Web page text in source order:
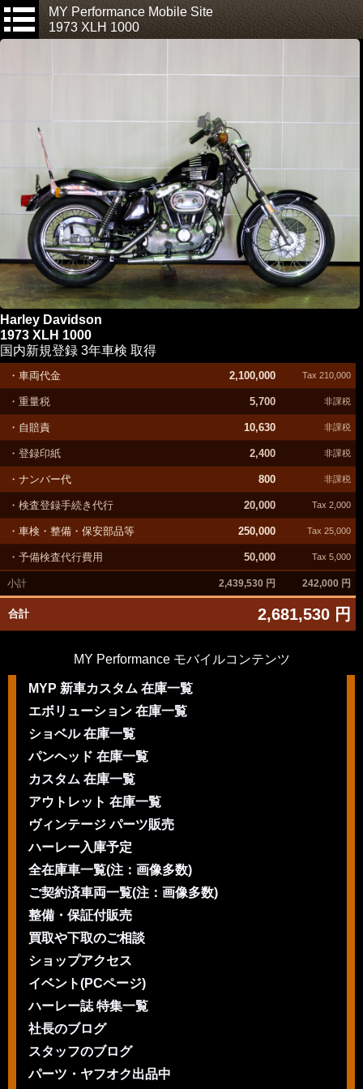
MY Performance Mobile Site
1973 XLH 1000
Harley Davidson
1973 XLH 1000
国内新規登録 3年車検 取得
・車両代金 2,100,000 Tax 210,000
・重量税 5,700 非課税
・自賠責 10,630 非課税
・登録印紙 2,400 非課税
・ナンバー代 800 非課税
・検査登録手続き代行 20,000 Tax 2,000
・車検・整備・保安部品等 250,000 Tax 25,000
・予備検査代行費用 50,000 Tax 5,000
小計 2,439,530 円 242,000 円
合計 2,681,530 円
MY Performance モバイルコンテンツ
MYP 新車カスタム 在庫一覧
エボリューション 在庫一覧
ショベル 在庫一覧
パンヘッド 在庫一覧
カスタム 在庫一覧
アウトレット 在庫一覧
ヴィンテージ パーツ販売
ハーレー入庫予定
全在庫車一覧(注：画像多数)
ご契約済車両一覧(注：画像多数)
整備・保証付販売
買取や下取のご相談
ショップアクセス
イベント(PCページ)
ハーレー誌 特集一覧
社長のブログ
スタッフのブログ
パーツ・ヤフオク出品中